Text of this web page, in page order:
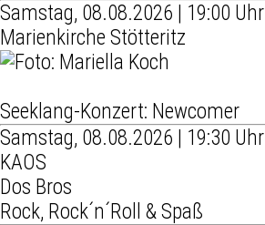
Samstag, 08.08.2026 | 19:00 Uhr
Marienkirche Stötteritz
Seeklang-Konzert: Newcomer
Samstag, 08.08.2026 | 19:30 Uhr
KAOS
Dos Bros
Rock, Rock´n´Roll & Spaß